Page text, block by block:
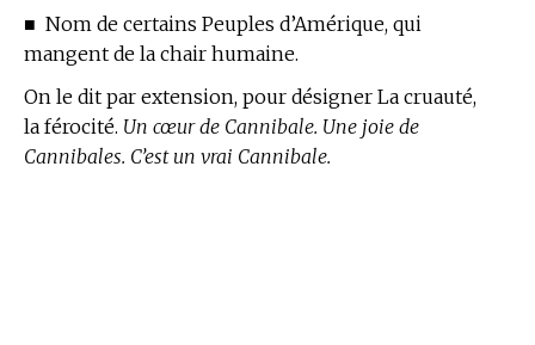
■ Nom de certains Peuples d’Amérique, qui
mangent de la chair humaine.
On le dit par extension, pour désigner La cruauté,
la férocité. Un cœur de Cannibale. Une joie de
Cannibales. C’est un vrai Cannibale.